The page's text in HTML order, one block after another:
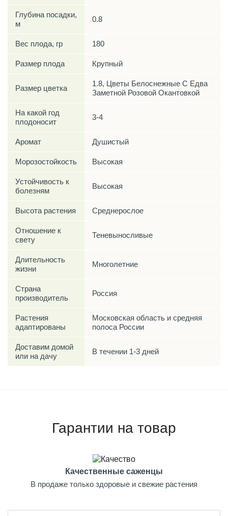
Глубина посадки,
м
0.8
Вес плода, гр 180
Размер плода Крупный
Размер цветка
1.8, Цветы Белоснежные С Едва
Заметной Розовой Окантовкой
На какой год
плодоносит
3-4
Аромат Душистый
Морозостойкость Высокая
Устойчивость к
болезням
Высокая
Высота растения Среднерослое
Отношение к
свету
Теневыносливые
Длительность
жизни
Многолетние
Страна
производитель
Россия
Растения
адаптированы
Московская область и средняя
полоса России
Доставим домой
или на дачу
В течении 1-3 дней
Гарантии на товар
Качественные саженцы
В продаже только здоровые и свежие растения